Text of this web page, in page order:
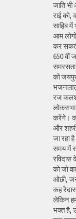
जाति
राई को,
साहिब में
आम
कर
650 वीं
को
भजनलाल
रज कलश
लोकसभा
करेंगे।
और
जा रहा
समय में
रविदास
को जो
ओछी,
कह
लेकिन
भक्त है,